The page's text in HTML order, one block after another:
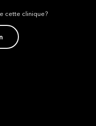
cette clinique?